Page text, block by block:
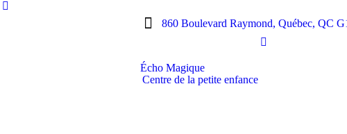
860 Boulevard Raymond, Québec, QC
Écho Magique
Centre de la petite enfance